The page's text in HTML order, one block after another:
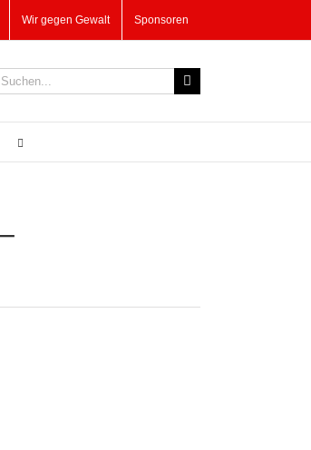
Wir gegen Gewalt Sponsoren